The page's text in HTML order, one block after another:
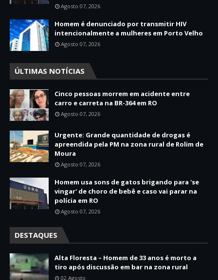
Agosto 07, 2026
Homem é denunciado por transmitir HIV
intencionalmente a mulheres em Porto Velho
Agosto 07, 2026
ÚLTIMAS NOTÍCIAS
Cinco pessoas morrem em acidente entre
carro e carreta na BR-364 em RO
Agosto 07, 2026
Urgente: Grande quantidade de drogas é
apreendida pela PM na zona rural de Rolim de
Moura
Agosto 07, 2026
Homem usa sons de gatos brigando para 'se
vingar' de choro de bebê e caso vai parar na
polícia em RO
Agosto 07, 2026
DESTAQUES
Alta Floresta – Homem de 33 anos é morto a
tiro após discussão em bar na zona rural
02 Agosto